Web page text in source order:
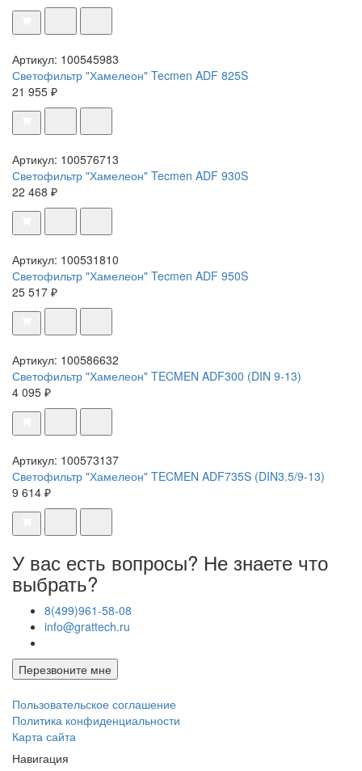
Артикул: 100545983
Светофильтр "Хамелеон" Tecmen ADF 825S
21 955 ₽
Артикул: 100576713
Светофильтр "Хамелеон" Tecmen ADF 930S
22 468 ₽
Артикул: 100531810
Светофильтр "Хамелеон" Tecmen ADF 950S
25 517 ₽
Артикул: 100586632
Светофильтр "Хамелеон" TECMEN ADF300 (DIN 9-13)
4 095 ₽
Артикул: 100573137
Светофильтр "Хамелеон" TECMEN ADF735S (DIN3.5/9-13)
9 614 ₽
У вас есть вопросы? Не знаете что
выбрать?
8(499)961-58-08
info@grattech.ru
Перезвоните мне
Пользовательское соглашение
Политика конфиденциальности
Карта сайта
Навигация